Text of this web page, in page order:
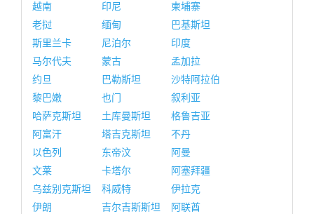
越南
印尼
柬埔寨
老挝
缅甸
巴基斯坦
斯里兰卡
尼泊尔
印度
马尔代夫
蒙古
孟加拉
约旦
巴勒斯坦
沙特阿拉伯
黎巴嫩
也门
叙利亚
哈萨克斯坦
土库曼斯坦
格鲁吉亚
阿富汗
塔吉克斯坦
不丹
以色列
东帝汶
阿曼
文莱
卡塔尔
阿塞拜疆
乌兹别克斯坦
科威特
伊拉克
伊朗
吉尔吉斯斯坦
阿联酋